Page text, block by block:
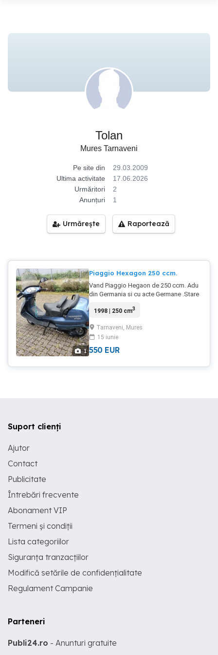
Tolan
Mures Tarnaveni
Pe site din
29.03.2009
Ultima activitate
17.06.2026
Urmăritori
2
Anunțuri
1
Urmărește Raportează
1
Piaggio Hexagon 250 ccm.
Vand Piaggio Hegaon de 250 ccm. Adu
din Germania si cu acte Germane .Stare
1998 | 250 cm3
Tarnaveni, Mures
15 iunie
550 EUR
Suport clienți
Ajutor
Contact
Publicitate
Întrebări frecvente
Abonament VIP
Termeni și condiții
Lista categoriilor
Siguranța tranzacțiilor
Modifică setările de confidențialitate
Regulament Campanie
Parteneri
Publi24.ro - Anunturi gratuite